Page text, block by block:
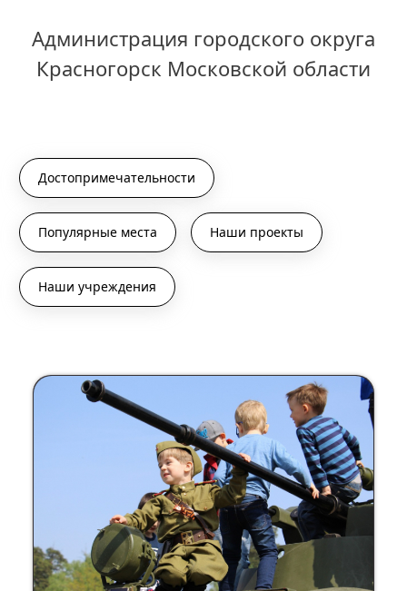
Администрация городского округа
Красногорск Московской области
Достопримечательности
Популярные места Наши проекты
Наши учреждения